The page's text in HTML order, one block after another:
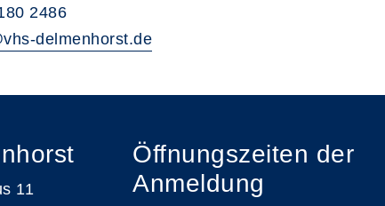
2486
delmenhorst.de
11
Öffnungszeiten der
Anmeldung